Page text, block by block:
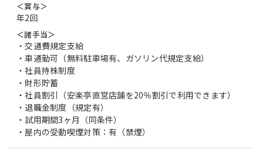
＜賞与＞
年2回
＜諸手当＞
・交通費規定支給
・車通勤可（無料駐車場有、ガソリン代規定支給）
・社員持株制度
・財形貯蓄
・社員割引（安楽亭直営店舗を20％割引で利用できます）
・退職金制度（規定有）
・試用期間3ヶ月（同条件）
・屋内の受動喫煙対策：有（禁煙）